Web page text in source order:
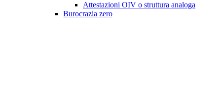
Attestazioni OIV o struttura analoga
Burocrazia zero